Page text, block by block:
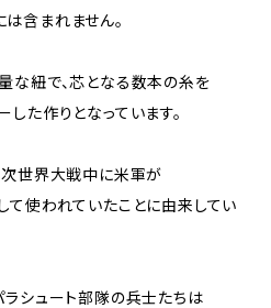
含まれません。
な紐で、芯となる数本の糸を
た作りとなっています。
次世界大戦中に米軍が
て使われていたことに由来してい
ラシュート部隊の兵士たちは